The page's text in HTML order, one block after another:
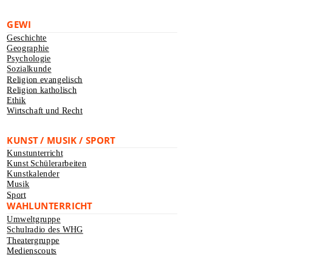
GEWI
Geschichte
Geographie
Psychologie
Sozialkunde
Religion evangelisch
Religion katholisch
Ethik
Wirtschaft und Recht
KUNST / MUSIK / SPORT
Kunstunterricht
Kunst Schülerarbeiten
Kunstkalender
Musik
Sport
WAHLUNTERRICHT
Umweltgruppe
Schulradio des WHG
Theatergruppe
Medienscouts